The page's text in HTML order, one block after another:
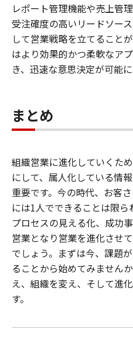
レポート管理機能や売上管
受注確度の高いリードソー
して営業戦略を立てること
はより効果的かつ柔軟なア
き、迅速な意思決定が可能に
まとめ
組織営業に進化していくた
にして、属人化している情
重要です。今の時代、お客
には1人でできることは限
プロセスの見える化、成功
営業となり営業を進化させ
でしょう。まずは今、課題
ることから始めてみません
え、組織を変え、そして進
す。